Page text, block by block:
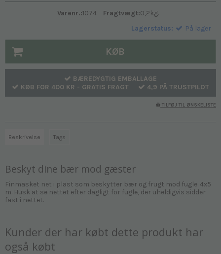
Varenr.:1074 Fragtvægt:0,2kg.
Lagerstatus:
På lager
KØB
BÆREDYGTIG EMBALLAGE
KØB FOR 400 KR - GRATIS FRAGT
4,9 PÅ TRUSTPILOT
TILFØJ TIL ØNSKELISTE
Beskrivelse Tags
Beskyt dine bær mod gæster
Finmasket net i plast som beskytter bær og frugt mod fugle. 4x5
m. Husk at se nettet efter dagligt for fugle, der uheldigvis sidder
fast i nettet.
Kunder der har købt dette produkt har
også købt